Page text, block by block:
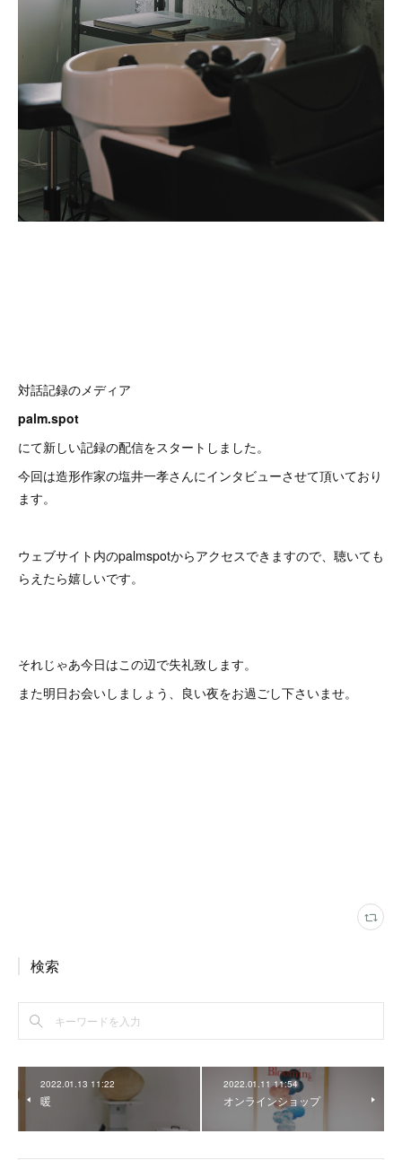
対話記録のメディア
palm.spot
にて新しい記録の配信をスタートしました。
今回は造形作家の塩井一孝さんにインタビューさせて頂いており
ます。
ウェブサイト内のpalmspotからアクセスできますので、聴いても
らえたら嬉しいです。
それじゃあ今日はこの辺で失礼致します。
また明日お会いしましょう、良い夜をお過ごし下さいませ。
検索
2022.01.13 11:22
暖
2022.01.11 11:54
オンラインショップ